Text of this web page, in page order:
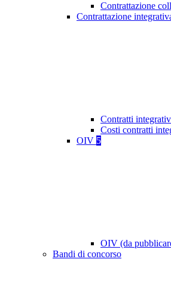
Contrattazione
Contrattazione
Contratti
Costi contratti
OIV 5
OIV (da
Bandi di concorso